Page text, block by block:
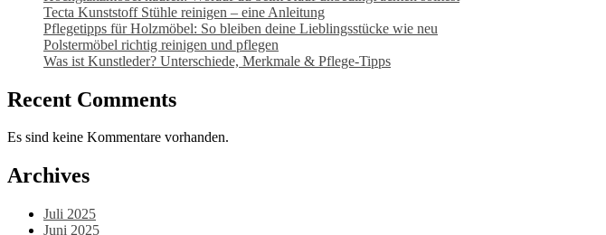
Tecta Kunststoff Stühle reinigen – eine Anleitung
Pflegetipps für Holzmöbel: So bleiben deine Lieblingsstücke wie neu​
Polstermöbel richtig reinigen und pflegen
Was ist Kunstleder? Unterschiede, Merkmale & Pflege-Tipps
Recent Comments
Es sind keine Kommentare vorhanden.
Archives
Juli 2025
Juni 2025